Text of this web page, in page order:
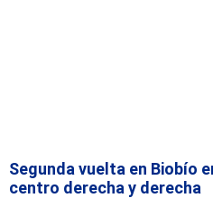
Segunda vuelta en Biobío
centro derecha y derecha